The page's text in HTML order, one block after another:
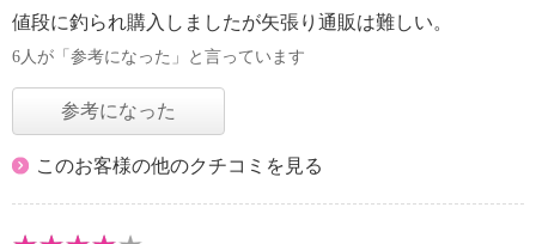
値段に釣られ購入しましたが矢張り通販は難しい。
6人が「参考になった」と言っています
参考になった
このお客様の他のクチコミを見る